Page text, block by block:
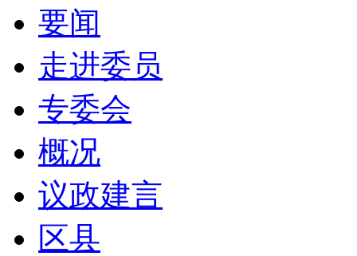
要闻
走进委员
专委会
概况
议政建言
区县